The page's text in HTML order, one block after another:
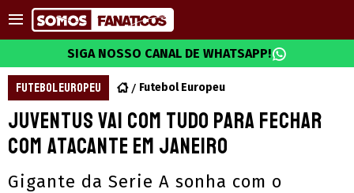
SIGA NOSSO CANAL DE WHATSAPP!
FUTEBOL EUROPEU Futebol Europeu
Juventus vai com tudo para fechar
com atacante em janeiro
Gigante da Serie A sonha com o